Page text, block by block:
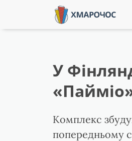
У
Комплекс
попередньому